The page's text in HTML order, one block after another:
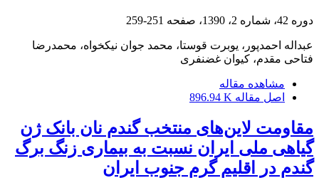
دوره 42، شماره 2، 1390، صفحه 251-259
عبداله احمدپور، یوبرت قوستا، محمد جوان نیکخواه، محمدرضا
فتاحی مقدم، کیوان غضنفری
مشاهده مقاله
اصل مقاله 896.94 K
مقاومت لاین‌های منتخب گندم نان بانک ژن
گیاهی ملی ایران نسبت به بیماری زنگ برگ
گندم در اقلیم گرم جنوب ایران